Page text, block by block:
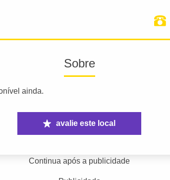
Sobre
ainda.
avalie este local
Continua após a publicidade